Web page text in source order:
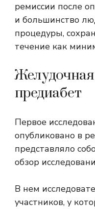
ремиссии после
и большинство
процедуры,
течение как
предиабет
Первое
опубликовано в
представляло
обзор
В нем
участников, у